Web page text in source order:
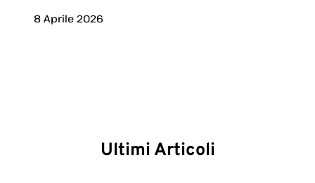
8 Aprile 2026
Ultimi Articoli